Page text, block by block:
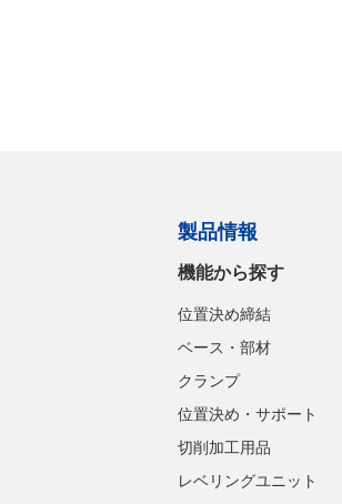
製品情報
機能から探す
位置決め締結
ベース・部材
クランプ
位置決め・サポート
切削加工用品
レベリングユニット